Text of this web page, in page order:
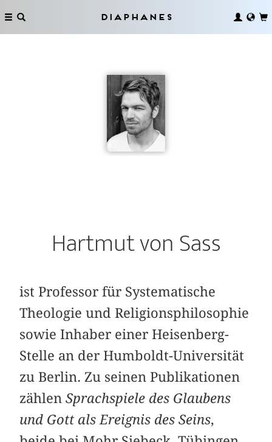
Diaphanes
Hartmut von Sass
ist Professor für Systematische
Theologie und Religionsphilosophie
sowie Inhaber einer Heisenberg-
Stelle an der Humboldt-Universität
zu Berlin. Zu seinen Publikationen
zählenSprachspiele des Glaubens
und Gott als Ereignis des Seins,